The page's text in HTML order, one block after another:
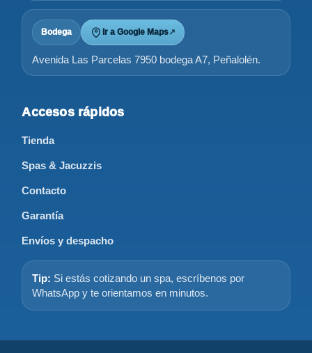
Bodega Ir a Google Maps↗
Avenida Las Parcelas 7950 bodega A7, Peñalolén.
Accesos rápidos
Tienda
Spas & Jacuzzis
Contacto
Garantía
Envíos y despacho
Tip: Si estás cotizando un spa, escríbenos por
WhatsApp y te orientamos en minutos.